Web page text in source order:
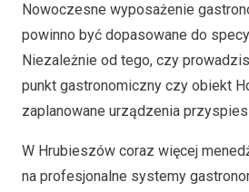
Nowoczesne wyposażenie
powinno być dopasowane do
Niezależnie od tego, czy
punkt gastronomiczny czy obiekt
zaplanowane urządzenia
W Hrubieszów coraz więcej
na profesjonalne systemy